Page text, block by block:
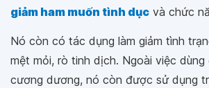
giảm ham muốn tình dục và chức
Nó còn có tác dụng làm giảm tình
mệt mỏi, rò tinh dịch. Ngoài việc dùng
cương dương, nó còn được sử dụng